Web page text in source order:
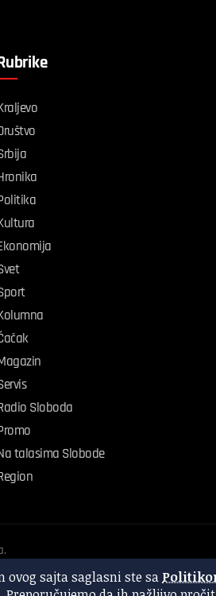
ovog sajta saglasni ste sa
Sloboda
talasima Slobode